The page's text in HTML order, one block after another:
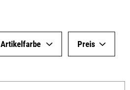
Artikelfarbe Preis